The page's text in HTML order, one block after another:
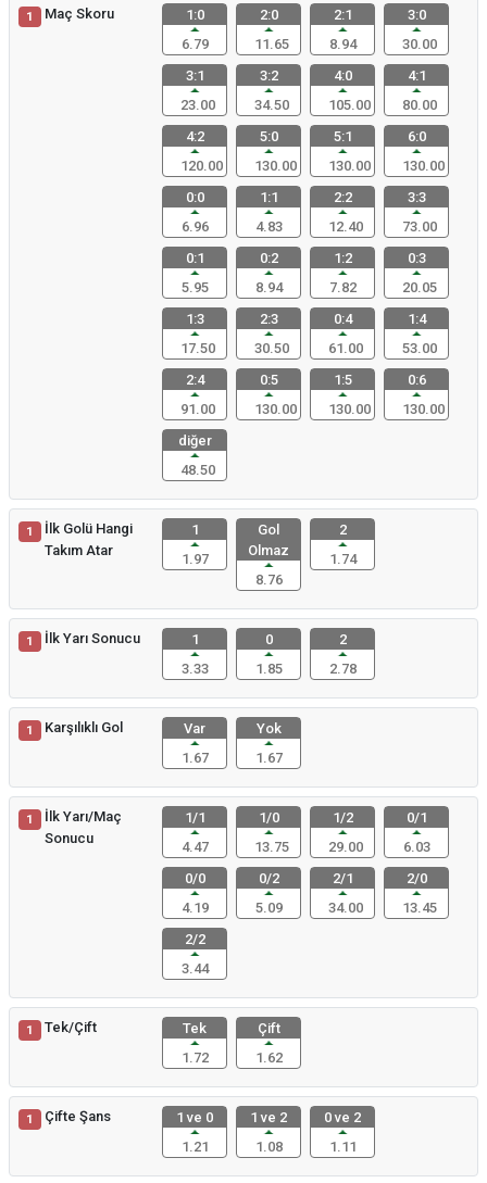
1 Maç Skoru
1:0
6.79
2:0
11.65
2:1
8.94
3:0
30.00
3:1
23.00
3:2
34.50
4:0
105.00
4:1
80.00
4:2
120.00
5:0
130.00
5:1
130.00
6:0
130.00
0:0
6.96
1:1
4.83
2:2
12.40
3:3
73.00
0:1
5.95
0:2
8.94
1:2
7.82
0:3
20.05
1:3
17.50
2:3
30.50
0:4
61.00
1:4
53.00
2:4
91.00
0:5
130.00
1:5
130.00
0:6
130.00
diğer
48.50
1
İlk Golü Hangi
Takım Atar
1
1.97
Gol
Olmaz
8.76
2
1.74
1 İlk Yarı Sonucu
1
3.33
0
1.85
2
2.78
1 Karşılıklı Gol
Var
1.67
Yok
1.67
1
İlk Yarı/Maç
Sonucu
1/1
4.47
1/0
13.75
1/2
29.00
0/1
6.03
0/0
4.19
0/2
5.09
2/1
34.00
2/0
13.45
2/2
3.44
1 Tek/Çift
Tek
1.72
Çift
1.62
1 Çifte Şans
1 ve 0
1.21
1 ve 2
1.08
0 ve 2
1.11